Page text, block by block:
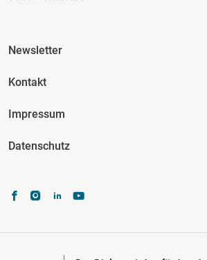
Fusszeile Spalte 3
Newsletter
Kontakt
Impressum
Datenschutz